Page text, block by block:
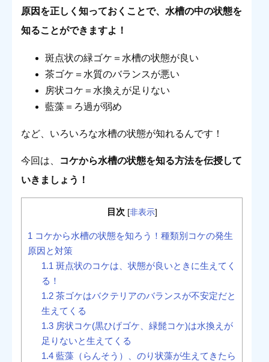
原因を正しく知っておくことで、水槽の中の状態を
知ることができますよ！
斑点状の緑ゴケ＝水槽の状態が良い
茶ゴケ＝水質のバランスが悪い
房状コケ＝水換えが足りない
藍藻＝ろ過が弱め
など、いろいろな水槽の状態が知れるんです！
今回は、
コケから水槽の状態を知る方法を伝授して
いきましょう！
目次 [非表示]
1 コケから水槽の状態を知ろう！種類別コケの発生
原因と対策
1.1 斑点状のコケは、状態が良いときに生えてく
る！
1.2茶ゴケはバクテリアのバランスが不安定だと
生えてくる
1.3房状コケ(黒ひげゴケ、緑髭コケ)は水換えが
足りないと生えてくる
1.4藍藻（らんそう）、のり状藻が生えてきたら